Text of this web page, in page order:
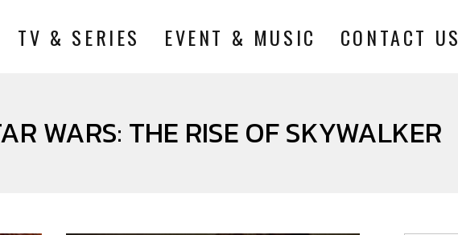
TV & SERIES EVENT & MUSIC CONTACT US
WARS: THE RISE OF SKYWALKER